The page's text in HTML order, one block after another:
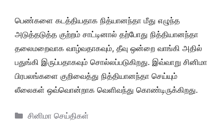
பெண்களை கடத்தியதாக நித்யானந்தா மீது எழுந்த
அடுத்தடுத்த குற்றம் சாட்டினால் தற்போது நித்தியானந்தா
தலைமறைவாக வாழ்வதாகவும், தீவு ஒன்றை வாங்கி அதில்
பதுங்கி இருப்பதாகவும் சொல்லப்படுகிறது. இவ்வாறு சினிமா
பிரபலங்களை குறிவைத்து நித்தியானந்தா செய்யும்
லீலைகள் ஒவ்வொன்றாக வெளிவந்து கொண்டிருக்கிறது.
Categories
சினிமா செய்திகள்